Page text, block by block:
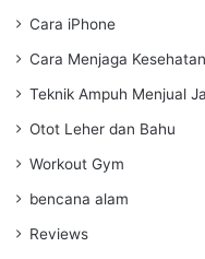
Cara iPhone
Cara Menjaga
Teknik Ampuh Menjual
Otot Leher dan Bahu
Workout Gym
bencana alam
Reviews